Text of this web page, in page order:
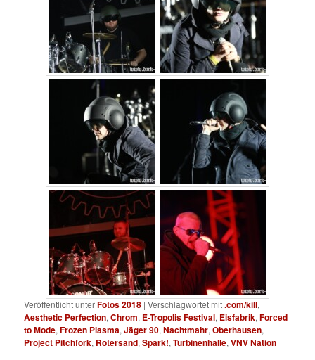
Veröffentlicht unterFotos 2018 |Verschlagwortet mit.com/kill,
Aesthetic Perfection,Chrom, E-Tropolis Festival, Eisfabrik,Forced
to Mode,Frozen Plasma,Jäger 90,Nachtmahr,Oberhausen,
Project Pitchfork, Rotersand,Spark!,Turbinenhalle,VNV Nation